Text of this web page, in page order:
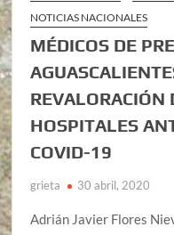
NOTICIAS NACIONALES
MÉDICOS DE
REVALORACIÓN
HOSPITALES
COVID-19
grieta 30 abril, 2020
Adrián Javier Flores